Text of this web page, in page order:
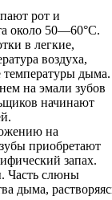
рот и
около 50—60°С.
в легкие,
воздуха,
дыма.
на эмали зубов
начинают
на
приобретают
запах.
Часть слюны
дыма,